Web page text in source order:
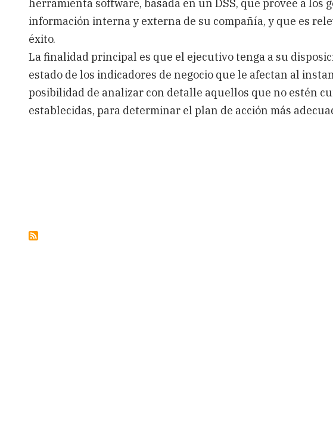
herramienta software, basada en un DSS, que provee a los
información interna y externa de su compañía, y que es
éxito.
La finalidad principal es que el ejecutivo tenga a su
estado de los indicadores de negocio que le afectan al
posibilidad de analizar con detalle aquellos que no estén
establecidas, para determinar el plan de acción más